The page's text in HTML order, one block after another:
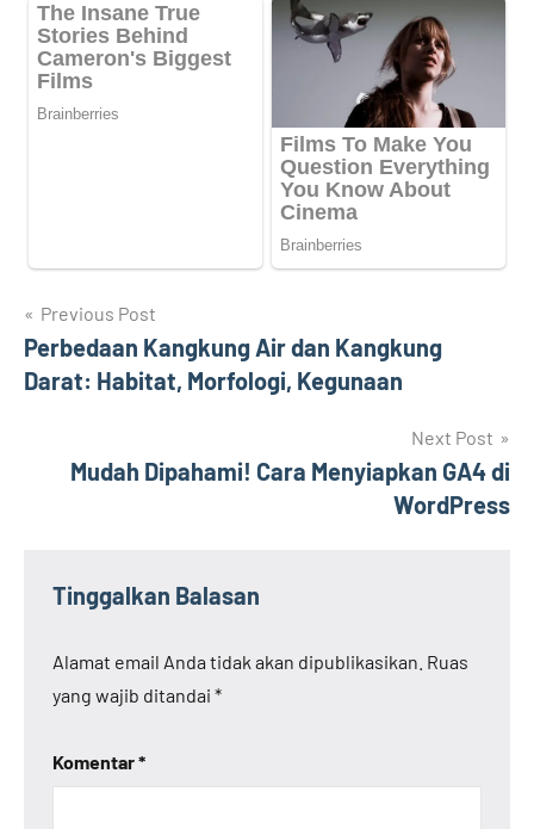
Navigasi
pos
Previous Post
Perbedaan Kangkung Air dan Kangkung
Darat: Habitat, Morfologi, Kegunaan
Next Post
Mudah Dipahami! Cara Menyiapkan GA4 di
WordPress
Tinggalkan Balasan
Alamat email Anda tidak akan dipublikasikan. Ruas
yang wajib ditandai *
Komentar*